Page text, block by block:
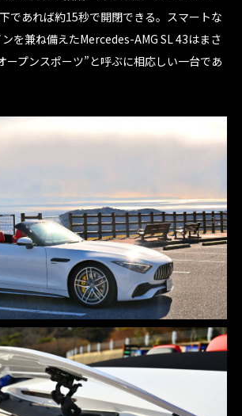
であれば約15秒で開閉できる。スマートな
を兼ね備えたMercedes-AMG SL 43はまさ
ープンスポーツ”と呼ぶに相応しい一台であ